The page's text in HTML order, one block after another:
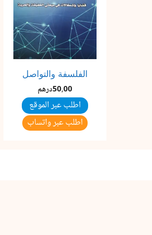
الفلسفة والتواصل
50,00درهم
اطلب عبر الموقع
اطلب عبر واتساب